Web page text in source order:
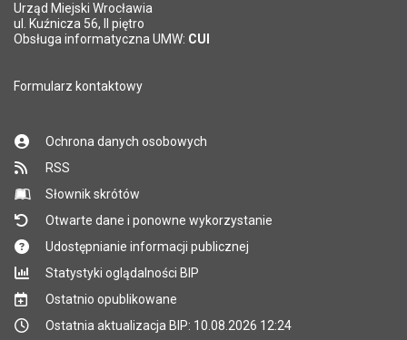
Urząd Miejski Wrocławia
ul. Kuźnicza 56, II piętro
Obsługa informatyczna UMW: CUI
Formularz kontaktowy
Ochrona danych osobowych
RSS
Słownik skrótów
Otwarte dane i ponowne wykorzystanie
Udostępnianie informacji publicznej
Statystyki oglądalności BIP
Ostatnio opublikowane
Ostatnia aktualizacja BIP: 10.08.2026 12:24